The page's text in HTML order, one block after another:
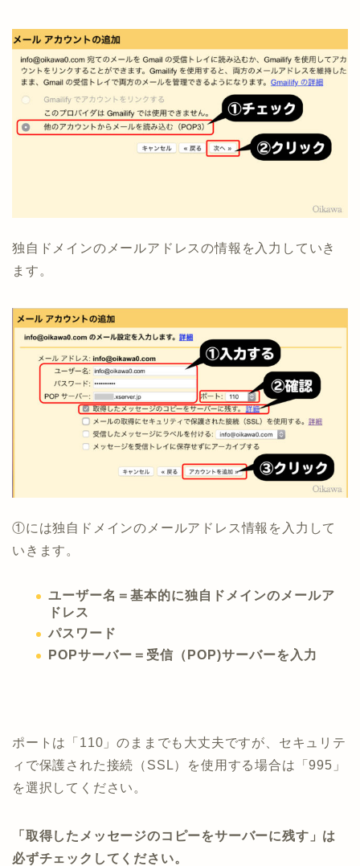
独自ドメインのメールアドレスの情報を入力していき
ます。
①には独自ドメインのメールアドレス情報を入力して
いきます。
ユーザー名＝基本的に独自ドメインのメールア
ドレス
パスワード
POPサーバー＝受信（POP)サーバーを入力
ポートは「110」のままでも大丈夫ですが、セキュリテ
ィで保護された接続（SSL）を使用する場合は「995」
を選択してください。
「取得したメッセージのコピーをサーバーに残す」は
必ずチェックしてください。